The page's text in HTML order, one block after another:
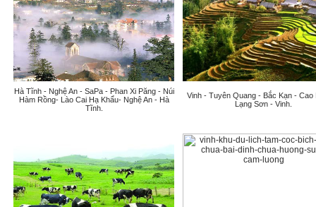
Hà Tĩnh - Nghệ An - SaPa - Phan Xi Păng - Núi
Hàm Rồng- Lào Cai Hạ Khẩu- Nghệ An - Hà
Tĩnh.
Vinh - Tuyên Quang - Bắc Kạn - Cao
Lạng Sơn - Vinh.